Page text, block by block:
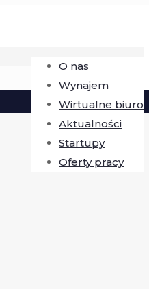
O nas
Wynajem
Wirtualne biuro
Aktualności
Startupy
Oferty pracy